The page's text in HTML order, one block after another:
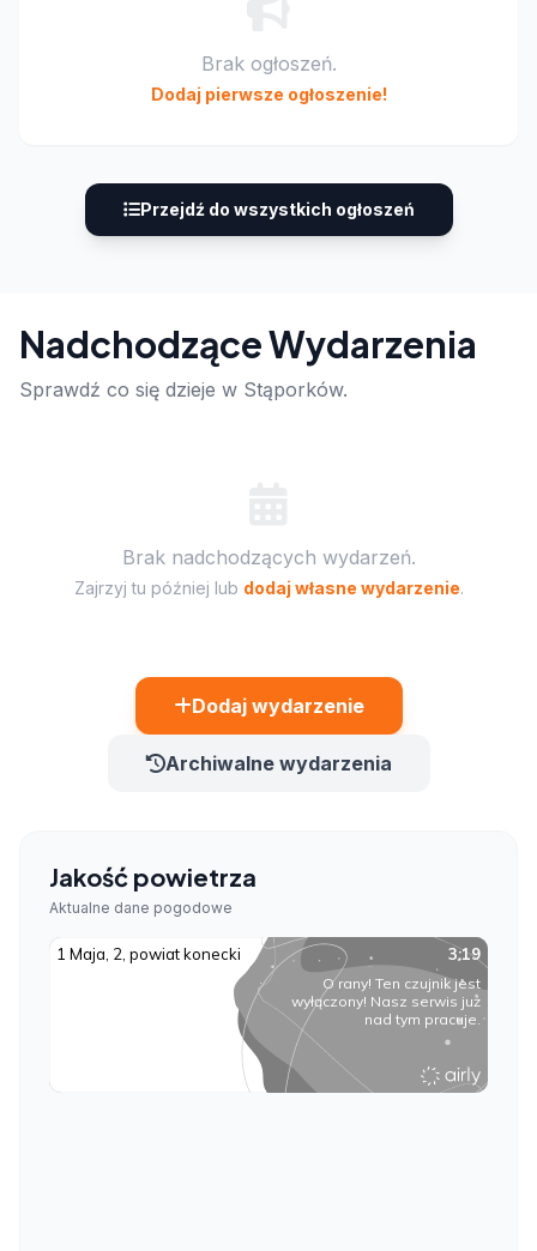
Brak ogłoszeń.
Dodaj pierwsze ogłoszenie!
Przejdź do wszystkich ogłoszeń
Nadchodzące Wydarzenia
Sprawdź co się dzieje w Stąporków.
Brak nadchodzących wydarzeń.
Zajrzyj tu później lub dodaj własne wydarzenie.
Dodaj wydarzenie
Archiwalne wydarzenia
Jakość powietrza
Aktualne dane pogodowe